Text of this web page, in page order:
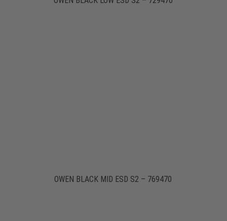
OWEN BLACK MID ESD S2 – 769470